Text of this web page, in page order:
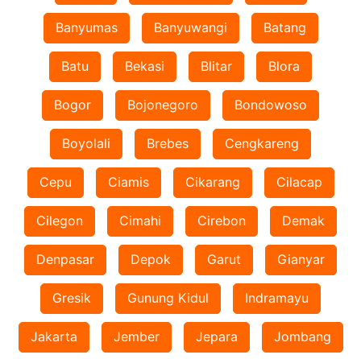
Banyumas Banyuwangi Batang
Batu Bekasi Blitar Blora
Bogor Bojonegoro Bondowoso
Boyolali Brebes Cengkareng
Cepu Ciamis Cikarang Cilacap
Cilegon Cimahi Cirebon Demak
Denpasar Depok Garut Gianyar
Gresik Gunung Kidul Indramayu
Jakarta Jember Jepara Jombang